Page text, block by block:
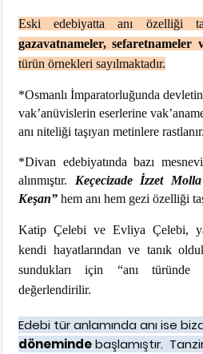
Eski edebiyatta anı özelliği
gazavatnameler, sefaretnameler
türün örnekleri sayılmaktadır.
*Osmanlı İmparatorluğunda
vak’anüvislerin eserlerine
anı niteliği taşıyan metinlere rastlanır.
*Divan edebiyatında bazı
alınmıştır. Keçecizade İzzet
Keşan” hem anı hem gezi özelliği
Katip Çelebi ve Evliya Çelebi,
kendi hayatlarından ve tanık
sundukları için “anı
değerlendirilir.
Edebi tür anlamında anı ise
dönemindebaşlamıştır.